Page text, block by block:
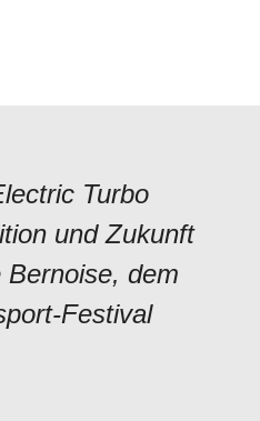
Turbo
und Zukunft
dem
Festival